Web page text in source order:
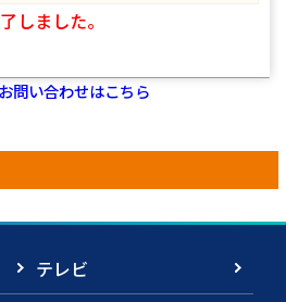
しました。
問い合わせはこちら
テレビ